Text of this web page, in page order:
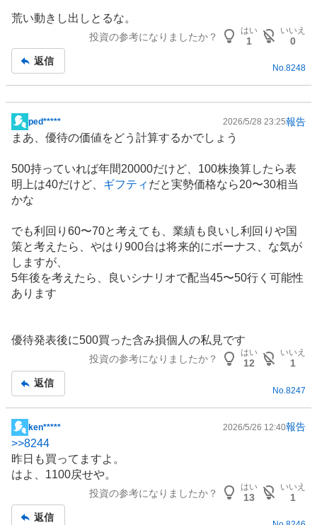
記
荒い動きし出しとるな。
投資の参考になりましたか？
はい
1
いいえ
0
返信
No.8248
掲
示
記
事
ped***** 2026/5/28 23:25報告
まあ、優待の価値をどう計算するかでしょう
500持っていれば年間20000だけど、100株換算したら表
明上は40だけど、 ギフティ だと実勢価格なら20〜30相当
かな
でも利回り60〜70と考えても、業績も良いし利回りや国
策と考えたら、やはり900台は将来的にボーナス、な気が
しますが、
5年後を考えたら、良いシナリオで配当45〜50行く可能性
あります
優待発表後に500買った含み損個人の私見です
投資の参考になりましたか？
はい
12
いいえ
1
返信
No. 8247
掲
示
板
記
ken***** 2026/5/26 12:40報告
>>8244
昨日も買ってますよ。
はよ、1100戻せや。
投資の参考になりましたか？
はい
13
いいえ
1
返信